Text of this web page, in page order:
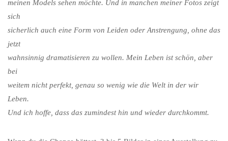
meinen Models sehen möchte. Und in manchen meiner Fotos zeigt
sich
sicherlich auch eine Form von Leiden oder Anstrengung, ohne das
jetzt
wahnsinnig dramatisieren zu wollen. Mein Leben ist schön, aber
bei
weitem nicht perfekt, genau so wenig wie die Welt in der wir
Leben.
Und ich hoffe, dass das zumindest hin und wieder durchkommt.